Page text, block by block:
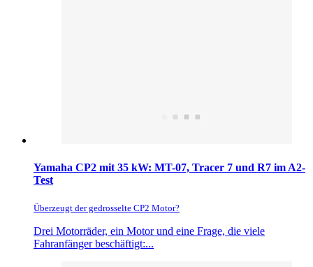
Yamaha CP2 mit 35 kW: MT-07, Tracer 7 und R7 im A2-
Test
Überzeugt der gedrosselte CP2 Motor?
Drei Motorräder, ein Motor und eine Frage, die viele
Fahranfänger beschäftigt:...